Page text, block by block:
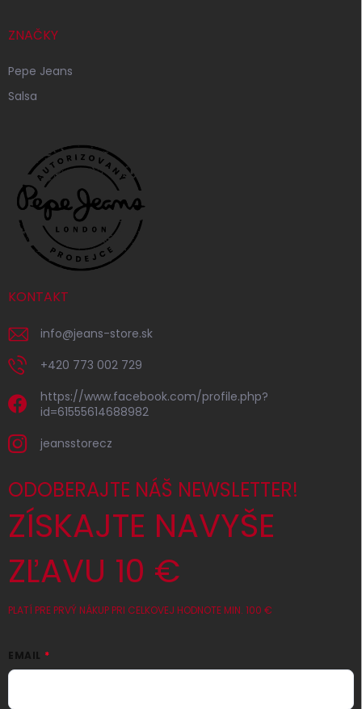
ZNAČKY
Pepe Jeans
Salsa
KONTAKT
info@jeans-store.sk
+420 773 002 729
https://www.facebook.com/profile.php?
id=61555614688982
jeansstorecz
ODOBERAJTE NÁŠ NEWSLETTER!
ZÍSKAJTE NAVYŠE
ZĽAVU 10 €
PLATÍ PRE PRVÝ NÁKUP PRI CELKOVEJ HODNOTE MIN. 100 €
EMAIL